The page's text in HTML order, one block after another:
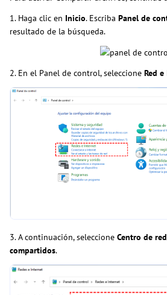
1. Haga clic en Inicio. Escriba Panel de
resultado de la búsqueda.
2. En el Panel de control, seleccione Red
3. A continuación, seleccione Centro de
compartidos.